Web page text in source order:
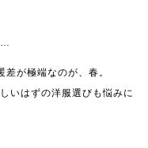
…
が極端なのが、春。
いはずの洋服選びも悩みに